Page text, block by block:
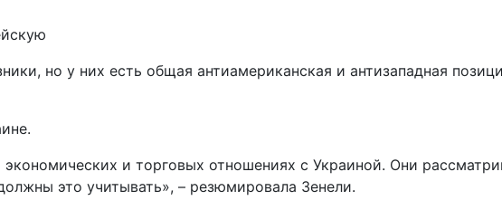
но у них есть общая антиамериканская и антизападная
и торговых отношениях с Украиной. Они
это учитывать», – резюмировала Зенели.